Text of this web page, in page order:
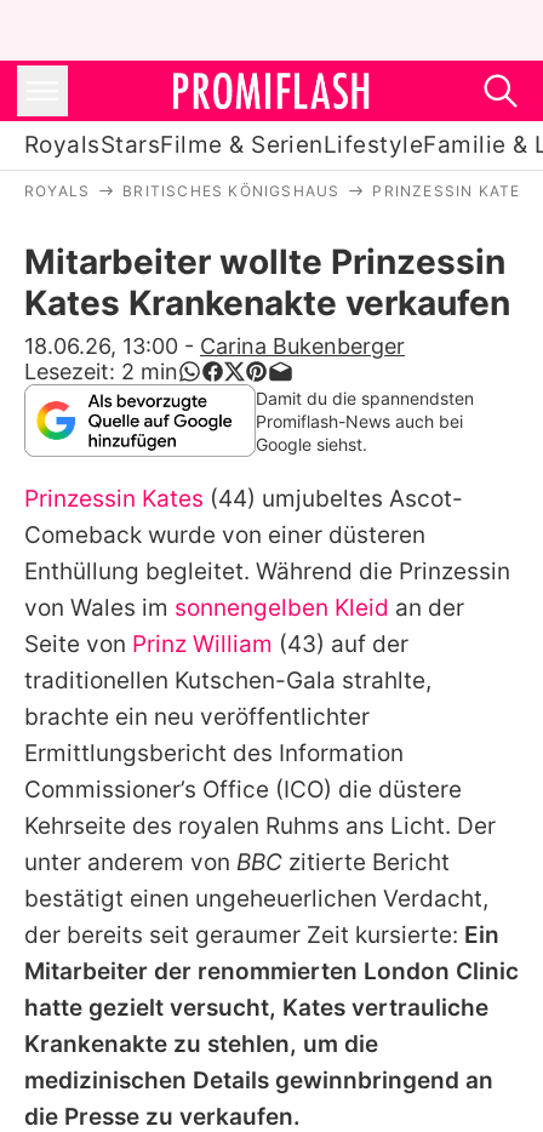
RoyalsStarsFilme & SerienLifestyleFamilie &
Stars
Filme & Serien
Lifestyle
Familie & Liebe
Alle Themen auf Promiflash
Jobs
App runterladen
Team
Redaktionelle Richtlinien
Impressum
Datenschutzerklärung
Nutzungsbedingungen
Utiq verwalten
ROYALS BRITISCHES KÖNIGSHAUS PRINZESSIN KATE
Mitarbeiter wollte Prinzessin
Kates Krankenakte verkaufen
18.06.26, 13:00 - Carina Bukenberger
Lesezeit: 2 min
Damit du die spannendsten
Promiflash-News auch bei
Google siehst.
Prinzessin Kates (44) umjubeltes Ascot-
Comeback wurde von einer düsteren
Enthüllung begleitet. Während die Prinzessin
von Wales im sonnengelben Kleid an der
Seite von Prinz William (43) auf der
traditionellen Kutschen-Gala strahlte,
brachte ein neu veröffentlichter
Ermittlungsbericht des Information
Commissioner’s Office (ICO) die düstere
Kehrseite des royalen Ruhms ans Licht. Der
unter anderem von BBC zitierte Bericht
bestätigt einen ungeheuerlichen Verdacht,
der bereits seit geraumer Zeit kursierte: Ein
Mitarbeiter der renommierten London Clinic
hatte gezielt versucht, Kates vertrauliche
Krankenakte zu stehlen, um die
medizinischen Details gewinnbringend an
die Presse zu verkaufen.